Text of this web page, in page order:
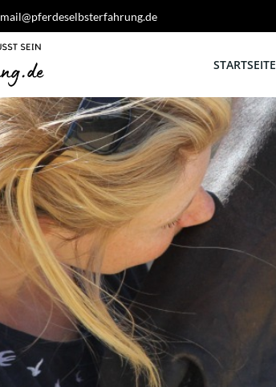
mail@pferdeselbsterfahrung.de
STARTSEITE